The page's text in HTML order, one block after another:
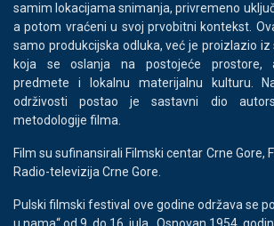
samim lokacijama snimanja, privremeno
a potom vraćeni u svoj prvobitni kontekst.
samo produkcijska odluka, već je proizlazio
koja se oslanja na postojeće prostore,
predmete i lokalnu materijalnu kulturu.
održivosti postao je sastavni dio
metodologije filma.
Film su sufinansirali Filmski centar Crne Gore,
Radio-televizija Crne Gore.
Pulski filmski festival ove godine održava se